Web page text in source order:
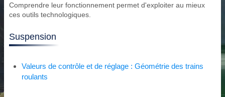
Comprendre leur fonctionnement permet d'exploiter au mieux
ces outils technologiques.
Suspension
Valeurs de contrôle et de réglage : Géométrie des trains
roulants